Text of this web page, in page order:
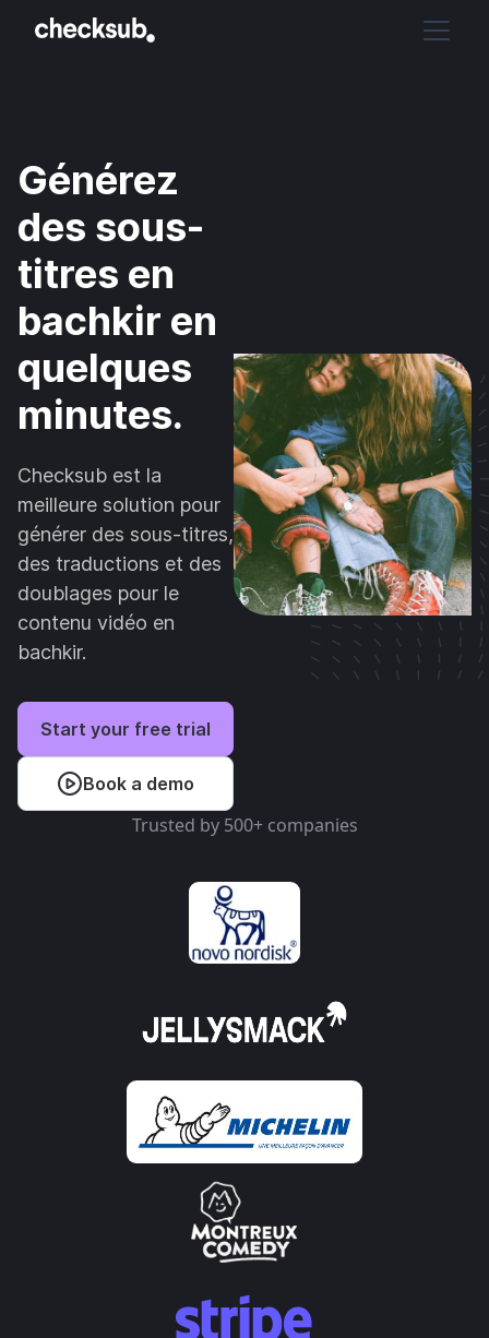
Générez
des sous-
titres en
bachkir en
quelques
minutes.
Checksub est la
meilleure solution pour
générer des sous-titres,
des traductions et des
doublages pour le
contenu vidéo en
bachkir.
Book a demo
Start your free trial
Trusted by 500+ companies